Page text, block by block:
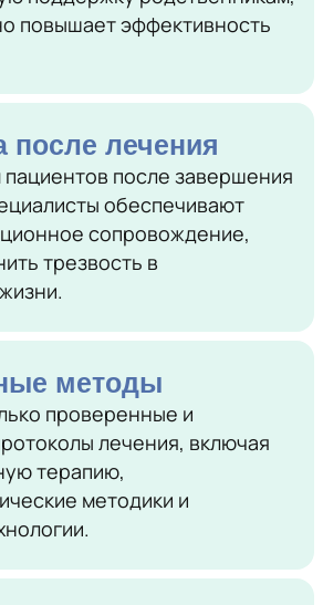
повышает эффективность
после лечения
после завершения
обеспечивают
сопровождение,
трезвость в
методы
проверенные и
лечения, включая
терапию,
методики и